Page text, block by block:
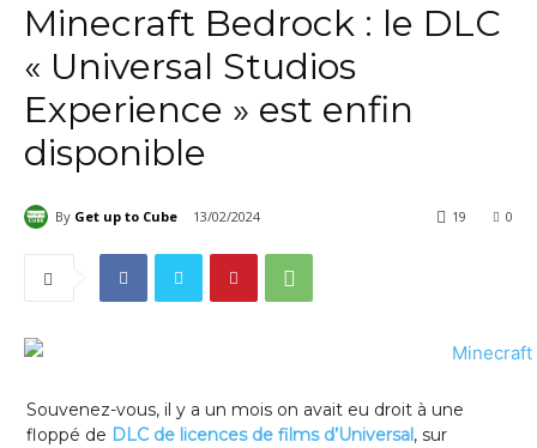
Minecraft Bedrock : le DLC
« Universal Studios
Experience » est enfin
disponible
By Get up to Cube 13/02/2024 0
19
Souvenez-vous, il y a un mois on avait eu droit à une
floppé de DLC de licences de films d’Universal, sur